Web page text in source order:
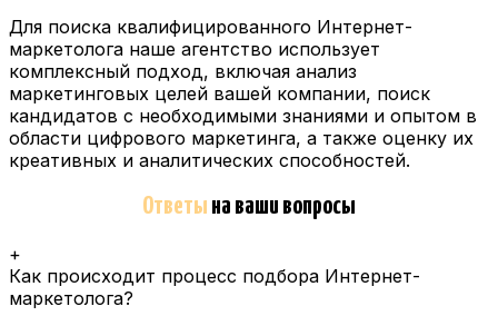
Для поиска квалифицированного Интернет-
маркетолога наше агентство использует
комплексный подход, включая анализ
маркетинговых целей вашей компании, поиск
кандидатов с необходимыми знаниями и опытом в
области цифрового маркетинга, а также оценку их
креативных и аналитических способностей.
Ответы на ваши вопросы
+
Как происходит процесс подбора Интернет-
маркетолога?